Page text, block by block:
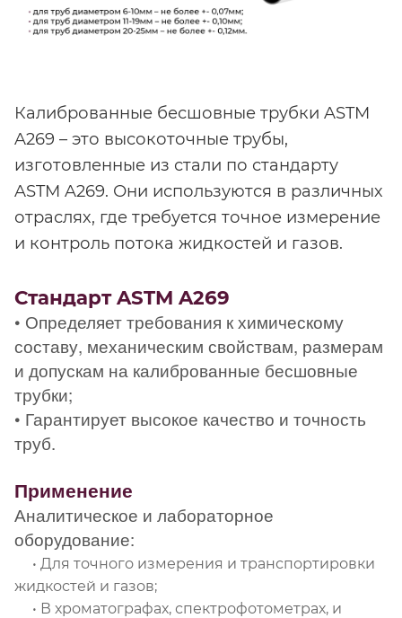
Калиброванные бесшовные трубки ASTM
A269 – это высокоточные трубы,
изготовленные из стали по стандарту
ASTM A269. Они используются в различных
отраслях, где требуется точное измерение
и контроль потока жидкостей и газов.
Стандарт ASTM A269
• Определяет требования к химическому
составу, механическим свойствам, размерам
и допускам на калиброванные бесшовные
трубки;
• Гарантирует высокое качество и точность
труб.
Применение
Аналитическое и лабораторное
оборудование:
• Для точного измерения и транспортировки
жидкостей и газов;
• В хроматографах, спектрофотометрах, и